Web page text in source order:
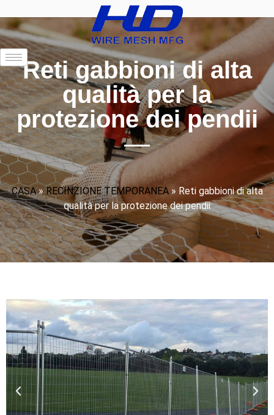
Reti gabbioni di alta
qualità per la
protezione dei pendii
CASA»RECINZIONE TEMPORANEA» Reti gabbioni di alta
qualità per la protezione dei pendii